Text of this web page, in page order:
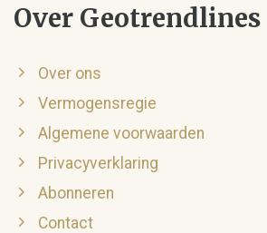
Over Geotrendlines
Over ons
Vermogensregie
Algemene voorwaarden
Privacyverklaring
Abonneren
Contact